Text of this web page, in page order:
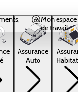
Mon
de travail
Assurance
Auto